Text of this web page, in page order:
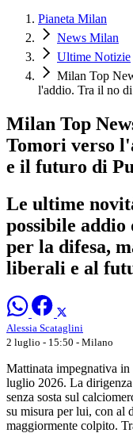
Pianeta Milan
News Milan
Ultime Notizie
Milan Top
l'addio. Tra il no
Milan Top
Tomori verso
e il futuro di
Le ultime
possibile
per la difesa,
liberali e al
Alessia Scataglini
2 luglio - 15:50 - Milano
Mattinata impegnativa in
luglio 2026. La dirigenza
senza sosta sul
su misura per lui, con al
maggiormente colpito.